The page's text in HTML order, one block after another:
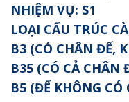
NHIỆM VỤ: S1
LOẠI CẤU TRÚC
B3 (CÓ CHÂN ĐẾ,
B35 (CÓ CẢ CHÂN
B5 (ĐẾ KHÔNG